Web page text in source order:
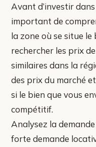
Avant d’investir
important de
la zone où se situe le
rechercher les prix
similaires dans la
des prix du marché
si le bien que vous
compétitif.
Analysez la
forte demande